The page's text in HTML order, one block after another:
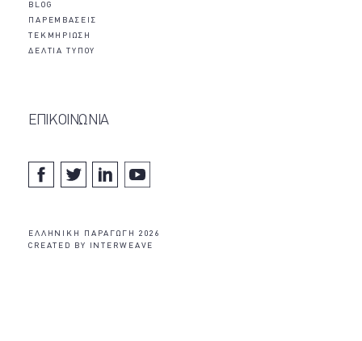
BLOG
ΠΑΡΕΜΒΑΣΕΙΣ
ΤΕΚΜΗΡΙΩΣΗ
ΔΕΛΤΙΑ ΤΥΠΟΥ
ΕΠΙΚΟΙΝΩΝΙΑ
EΛΛΗΝΙΚΗ ΠΑΡΑΓΩΓΗ 2026
CREATED BY
INTERWEAVE